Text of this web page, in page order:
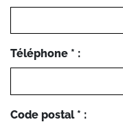
Téléphone * :
Code postal * :